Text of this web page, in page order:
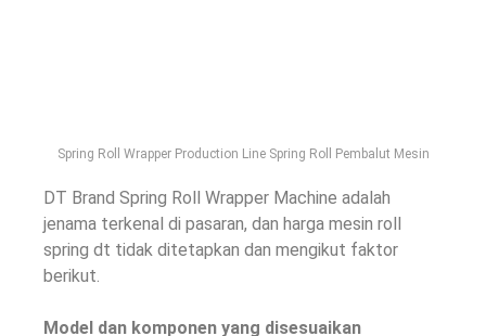
Spring Roll Wrapper Production Line Spring Roll Pembalut Mesin
DT Brand Spring Roll Wrapper Machine adalah
jenama terkenal di pasaran, dan harga mesin roll
spring dt tidak ditetapkan dan mengikut faktor
berikut.
Model dan komponen yang disesuaikan